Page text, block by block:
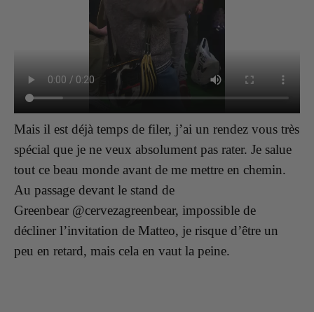
Mais il est déjà temps de filer, j’ai un rendez vous très
spécial que je ne veux absolument pas rater. Je salue
tout ce beau monde avant de me mettre en chemin.
Au passage devant le stand de
Greenbear @cervezagreenbear, impossible de
décliner l’invitation de Matteo, je risque d’être un
peu en retard, mais cela en vaut la peine.